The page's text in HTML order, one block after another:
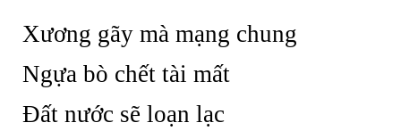
Xương gãy mà mạng chung
Ngựa bò chết tài mất
Đất nước sẽ loạn lạc